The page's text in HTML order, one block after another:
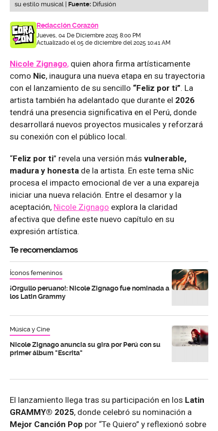
su estilo musical | Fuente: Difusión
Redacción Corazón
Jueves, 04 De Diciembre 2025 8:00 PM
Actualizado el 05 de diciembre del 2025 10:41 AM
Nicole Zignago, quien ahora firma artísticamente
como Nic, inaugura una nueva etapa en su trayectoria
con el lanzamiento de su sencillo “Feliz por ti”. La
artista también ha adelantado que durante el 2026
tendrá una presencia significativa en el Perú, donde
desarrollará nuevos proyectos musicales y reforzará
su conexión con el público local.
“Feliz por ti” revela una versión más vulnerable,
madura y honesta de la artista. En este tema sNic
procesa el impacto emocional de ver a una expareja
iniciar una nueva relación. Entre el desamor y la
aceptación, Nicole Zignago explora la claridad
afectiva que define este nuevo capítulo en su
expresión artística.
Te recomendamos
Íconos femeninos
¡Orgullo peruano!: Nicole Zignago fue nominada a
los Latin Grammy
Música y Cine
Nicole Zignago anuncia su gira por Perú con su
primer álbum "Escrita"
El lanzamiento llega tras su participación en los Latin
GRAMMY® 2025, donde celebró su nominación a
Mejor Canción Pop por “Te Quiero” y reflexionó sobre